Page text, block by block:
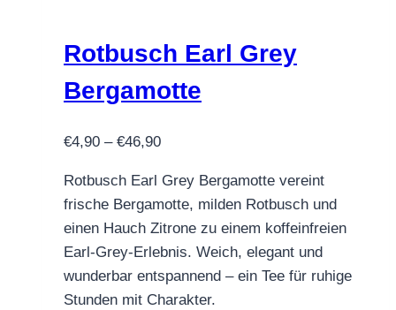
Optionen
können
werden
Rotbusch Earl Grey
Bergamotte
€4,90 – €46,90Preisspanne:
bis
€46,90
Rotbusch Earl Grey Bergamotte vereint
frische Bergamotte, milden Rotbusch und
einen Hauch Zitrone zu einem koffeinfreien
Earl-Grey-Erlebnis. Weich, elegant und
wunderbar entspannend – ein Tee für ruhige
Stunden mit Charakter.